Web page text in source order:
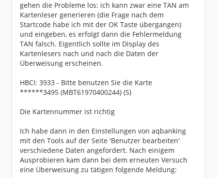
Verwende SEPA-
Deskriptor urn:iso:std:iso:20022:tech:xsd:pai
n.001.001.03 und Profil pain_001_001_03
16:39:32
16:39:32
TLS: SSL-Ciphers ausgehandelt: TLS1.3:ECDHE-
RSA-AES-256-GCM:AEAD
16:39:32
Nachricht gesendet
16:39:33
16:39:33
HBCI: 3060 - Bitte beachten Sie die enthalten
en Warnungen/Hinweise. (M)
hs prüfen (S)
en (S)
16:39:33
HBCI: 3076 - Starke Kundenauthentifizierung n
icht notwendig. (S)
Dialog wurde nicht abgebrochen, PIN scheint g
ültig zu sein
16:39:46
gehen die Probleme los: ich kann zwar eine TAN am
Kartenleser generieren (die Frage nach dem
Startcode habe ich mit der OK Taste übergangen)
und eingeben, es erfolgt dann die Fehlermeldung
TAN falsch. Eigentlich sollte im Display des
Kartenlesers nach und nach die Daten der
Überweisung erscheinen.
HBCI: 3933 - Bitte benutzen Sie die Karte
******3495 (MBT61970400244) (S)
Die Kartennummer ist richtig
Ich habe dann in den Einstellungen von aqbanking
mit den Tools auf der Seite 'Benutzer bearbeiten'
verschiedene Daten angefordert. Nach einigem
Ausprobieren kam dann bei dem erneuten Versuch
eine Überweisung zu tätigen folgende Meldung: